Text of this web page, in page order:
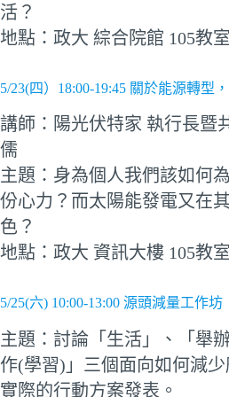
活？
地點：政大 綜合院館 105教室
5/23(四）18:00-19:45 關於能源轉型
講師：陽光伏特家 執行長暨
儒
主題：身為個人我們該如何
份心力？而太陽能發電又在
色？
地點：政大 資訊大樓 105教室
5/25(六) 10:00-13:00 源頭減量工作坊
主題：討論「生活」、「舉
作(學習)」三個面向如何減
實際的行動方案發表。